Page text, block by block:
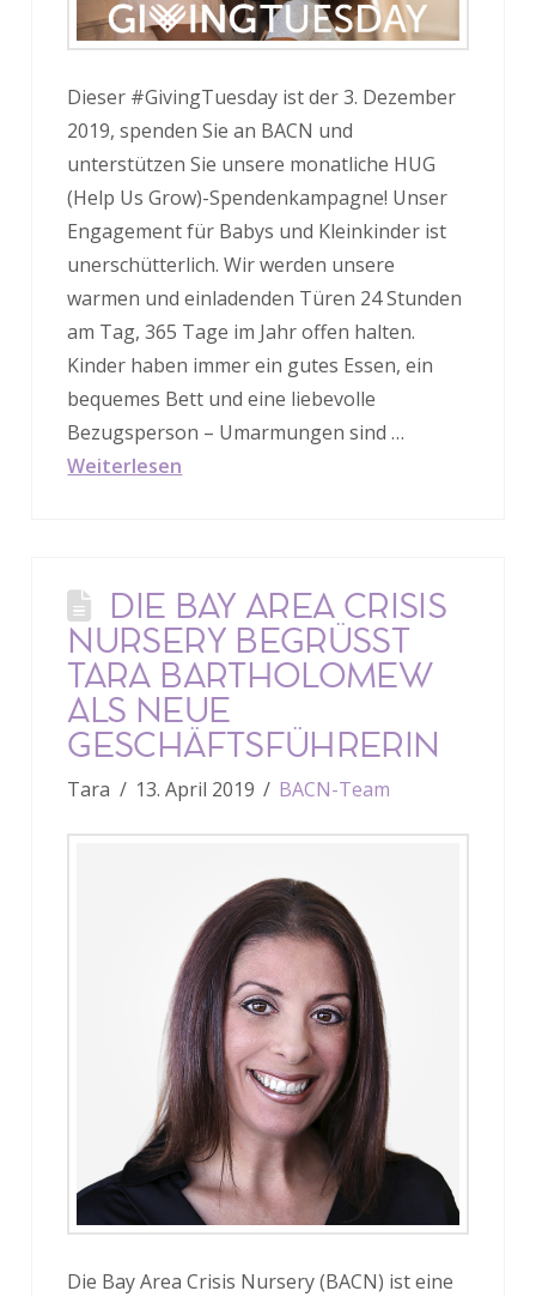
Dieser #GivingTuesday ist der 3. Dezember
2019, spenden Sie an BACN und
unterstützen Sie unsere monatliche HUG
(Help Us Grow)-Spendenkampagne! Unser
Engagement für Babys und Kleinkinder ist
unerschütterlich. Wir werden unsere
warmen und einladenden Türen 24 Stunden
am Tag, 365 Tage im Jahr offen halten.
Kinder haben immer ein gutes Essen, ein
bequemes Bett und eine liebevolle
Bezugsperson – Umarmungen sind …
Weiterlesen
DIE BAY AREA CRISIS
NURSERY BEGRÜSST T
ARA BARTHOLOMEW A
LS NEUE G
ESCHÄFTSFÜHRERIN
Tara 13. April 2019 BACN-Team
Die Bay Area Crisis Nursery (BACN) ist eine